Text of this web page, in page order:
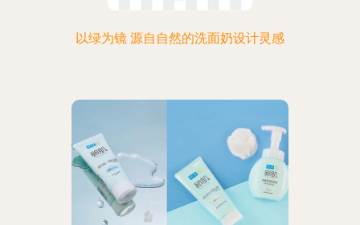
以绿为镜 源自自然的洗面奶设计灵感